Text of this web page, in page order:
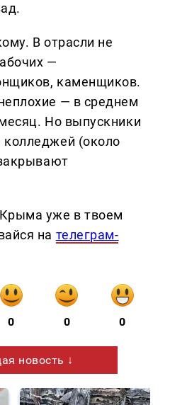
В отрасли не
—
каменщиков.
— в среднем
Но выпускники
колледжей (около
уже в твоем
на телеграм-
0 0 0
новость ↓